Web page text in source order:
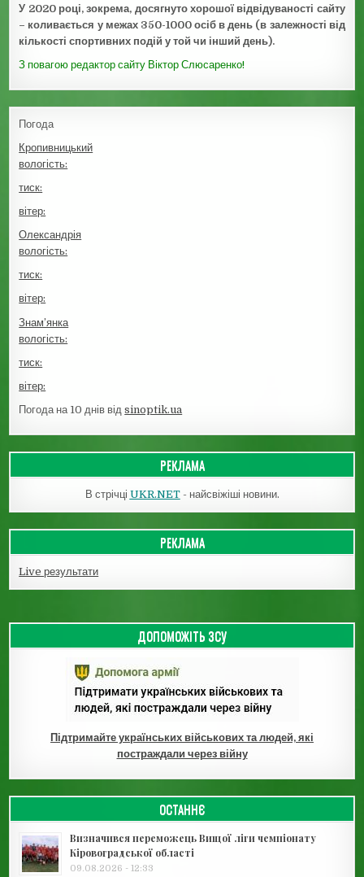
У 2020 році, зокрема, досягнуто хорошої відвідуваності сайту
– коливається у межах 350-1000 осіб в день (в залежності від
кількості спортивних подій у той чи інший день).
З повагою редактор сайту Віктор Слюсаренко!
Погода
Кропивницький
вологість:
тиск:
вітер:
Олександрія
вологість:
тиск:
вітер:
Знам’янка
вологість:
тиск:
вітер:
Погода на 10 днів відsinoptik.ua
РЕКЛАМА
В стрічці UKR.NET- найсвіжіші новини.
РЕКЛАМА
Live результати
ДОПОМОЖІТЬ ЗСУ
Підтримайте українських військових та людей, які
постраждали через війну
ОСТАННЄ
Визначився переможець Вищої ліги чемпіонату
Кіровоградської області
09.08.2026 - 12:33